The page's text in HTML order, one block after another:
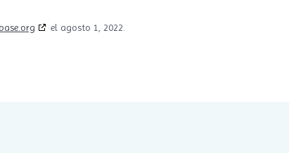
el agosto 1, 2022.